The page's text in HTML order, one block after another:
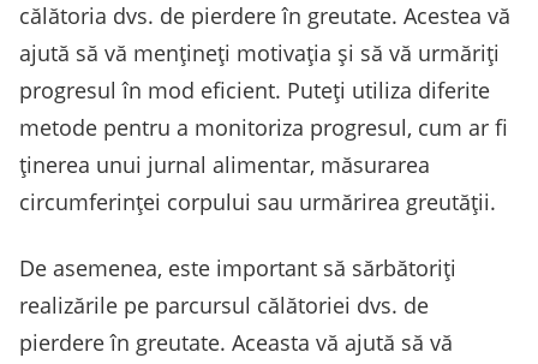
călătoria dvs. de pierdere în greutate. Acestea vă
ajută să vă mențineți motivația și să vă urmăriți
progresul în mod eficient. Puteți utiliza diferite
metode pentru a monitoriza progresul, cum ar fi
ținerea unui jurnal alimentar, măsurarea
circumferinței corpului sau urmărirea greutății.
De asemenea, este important să sărbătoriți
realizările pe parcursul călătoriei dvs. de
pierdere în greutate. Aceasta vă ajută să vă